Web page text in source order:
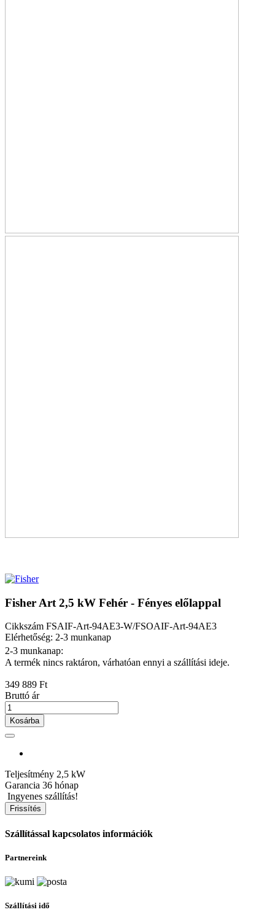
Fisher Art 2,5 kW Fehér - Fényes előlappal
Cikkszám FSAIF-Art-94AE3-W/FSOAIF-Art-94AE3
Elérhetőség: 2-3 munkanap
2-3 munkanap:
A termék nincs raktáron, várhatóan ennyi a szállítási ideje.
349 889 Ft
Bruttó ár
Kosárba
Teljesítmény 2,5 kW
Garancia 36 hónap
Ingyenes szállítás!
Szállítással kapcsolatos információk
Partnereink
Szállítási idő